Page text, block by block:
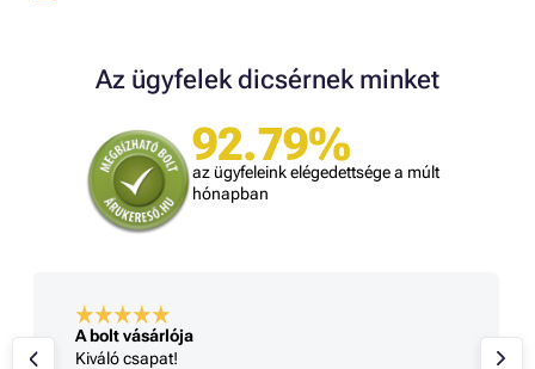
Az ügyfelek dicsérnek minket
92.79%
az ügyfeleink elégedettsége a múlt
hónapban
A bolt vásárlója
Kiváló csapat!